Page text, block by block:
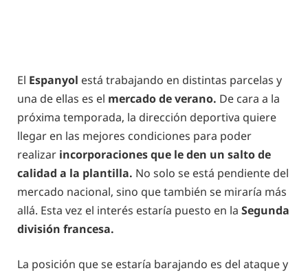
El Espanyol está trabajando en distintas parcelas y
una de ellas es el mercado de verano. De cara a la
próxima temporada, la dirección deportiva quiere
llegar en las mejores condiciones para poder
realizar incorporaciones que le den un salto de
calidad a la plantilla. No solo se está pendiente del
mercado nacional, sino que también se miraría más
allá. Esta vez el interés estaría puesto en la Segunda
división francesa.
La posición que se estaría barajando es del ataque y